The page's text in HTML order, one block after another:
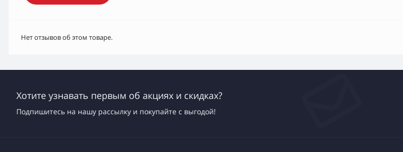
Нет отзывов об этом товаре.
Хотите узнавать первым об акциях и скидках?
Подпишитесь на нашу рассылку и покупайте с выгодой!